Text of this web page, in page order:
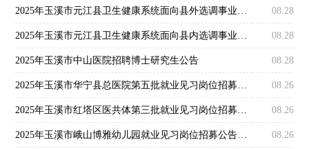
2025年玉溪市元江县卫生健康系统面向县外选调事业单位人员公告 08.28
2025年玉溪市元江县卫生健康系统面向县内选调事业单位人员公告 08.28
2025年玉溪市中山医院招聘博士研究生公告 08.28
2025年玉溪市华宁县总医院第五批就业见习岗位招募公告（19人） 08.26
2025年玉溪市红塔区医共体第三批就业见习岗位招募公告（10人） 08.26
2025年玉溪市峨山博雅幼儿园就业见习岗位招募公告（15人） 08.26